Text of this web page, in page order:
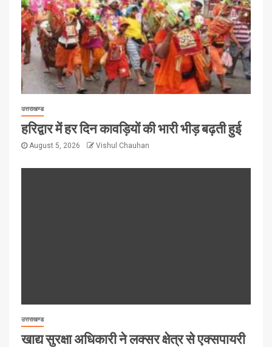
उत्तराखण्ड
हरिद्वार में हर दिन कावड़ियों की भारी भीड़ बढ़ती हुई
August 5, 2026 Vishul Chauhan
उत्तराखण्ड
खाद्य सुरक्षा अधिकारी ने लक्सर क्षेत्र से एक्सपायरी